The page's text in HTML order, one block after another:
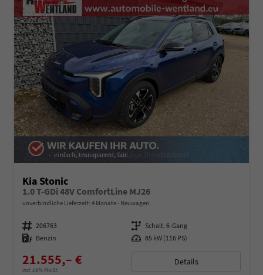
Kia Stonic
1.0 T-GDi 48V ComfortLine MJ26
unverbindliche Lieferzeit: 4 Monate Neuwagen
Fahrzeugnummer 206763 Getriebe Schalt. 6-Gang
Kraftstoff Benzin Leistung 85 kW (116 PS)
21.555,– €
incl. 19% MwSt.
Details